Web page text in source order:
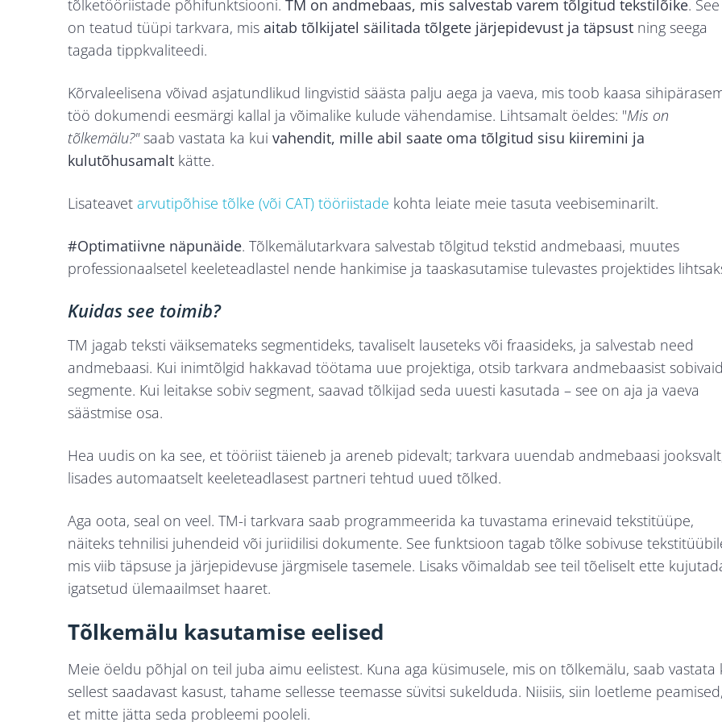
tõlketööriistade põhifunktsiooni. TM on andmebaas, mis salvestab varem tõlgitud tekstilõike. See
on teatud tüüpi tarkvara, mis aitab tõlkijatel säilitada tõlgete järjepidevust ja täpsust ning seega
tagada tippkvaliteedi.
Kõrvaleelisena võivad asjatundlikud lingvistid säästa palju aega ja vaeva, mis toob kaasa
töö dokumendi eesmärgi kallal ja võimalike kulude vähendamise. Lihtsamalt öeldes: "Mis on
tõlkemälu?" saab vastata ka kui vahendit, mille abil saate oma tõlgitud sisu kiiremini ja
kulutõhusamalt kätte.
Lisateavet arvutipõhise tõlke (või CAT) tööriistade kohta leiate meie tasuta veebiseminarilt.
#Optimatiivne näpunäide. Tõlkemälutarkvara salvestab tõlgitud tekstid andmebaasi, muutes
professionaalsetel keeleteadlastel nende hankimise ja taaskasutamise tulevastes projektides
Kuidas see toimib?
TM jagab teksti väiksemateks segmentideks, tavaliselt lauseteks või fraasideks, ja salvestab need
andmebaasi. Kui inimtõlgid hakkavad töötama uue projektiga, otsib tarkvara andmebaasist sobivaid
segmente. Kui leitakse sobiv segment, saavad tõlkijad seda uuesti kasutada – see on aja ja vaeva
säästmise osa.
Hea uudis on ka see, et tööriist täieneb ja areneb pidevalt; tarkvara uuendab andmebaasi
lisades automaatselt keeleteadlasest partneri tehtud uued tõlked.
Aga oota, seal on veel. TM-i tarkvara saab programmeerida ka tuvastama erinevaid tekstitüüpe,
näiteks tehnilisi juhendeid või juriidilisi dokumente. See funktsioon tagab tõlke sobivuse
mis viib täpsuse ja järjepidevuse järgmisele tasemele. Lisaks võimaldab see teil tõeliselt ette
igatsetud ülemaailmset haaret.
Tõlkemälu kasutamise eelised
Meie öeldu põhjal on teil juba aimu eelistest. Kuna aga küsimusele, mis on tõlkemälu, saab vastata
sellest saadavast kasust, tahame sellesse teemasse süvitsi sukelduda. Niisiis, siin loetleme peamised,
et mitte jätta seda probleemi pooleli.